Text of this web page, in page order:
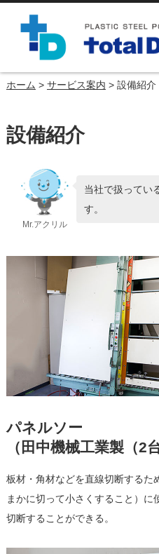
ホーム > サービス案内 > 設備紹介
設備紹介
Mr.アクリル
当社で扱ってい
す。
パネルソー
（田中機械工業製（2
板材・角材などを直線切断するた
まかに切って小さくすること）に
切断することができる。